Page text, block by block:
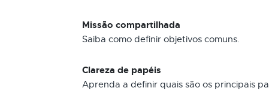
Missão compartilhada
Saiba como definir objetivos comuns.
Clareza de papéis
Aprenda a definir quais são os principais